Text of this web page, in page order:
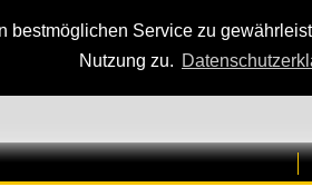
bestmöglichen Service zu
Nutzung zu.